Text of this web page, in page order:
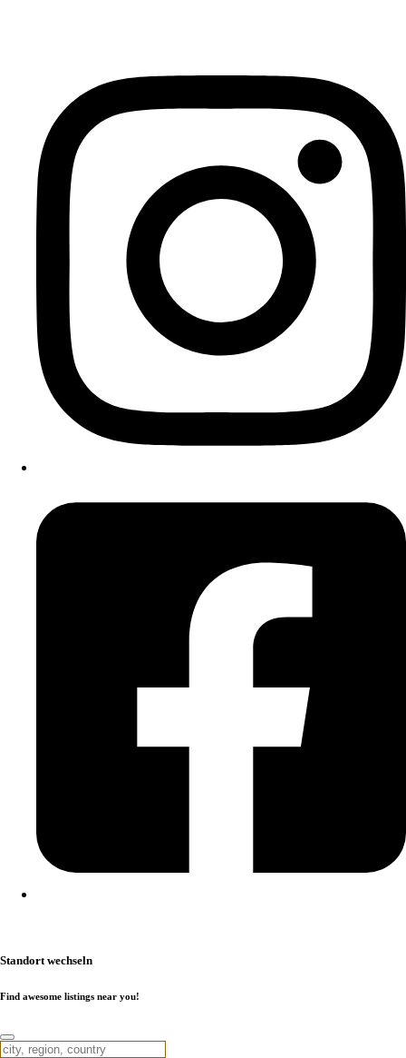
Standort wechseln
Find awesome listings near you!
Standort wechseln